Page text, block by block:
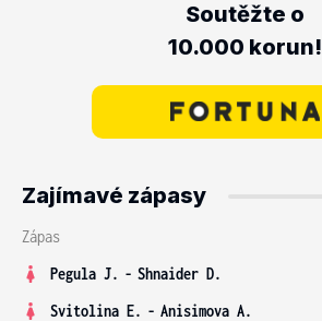
Soutěžte o
10.000 korun!
Zajímavé zápasy
Zápas
Pegula J. - Shnaider D.
Svitolina E. - Anisimova A.